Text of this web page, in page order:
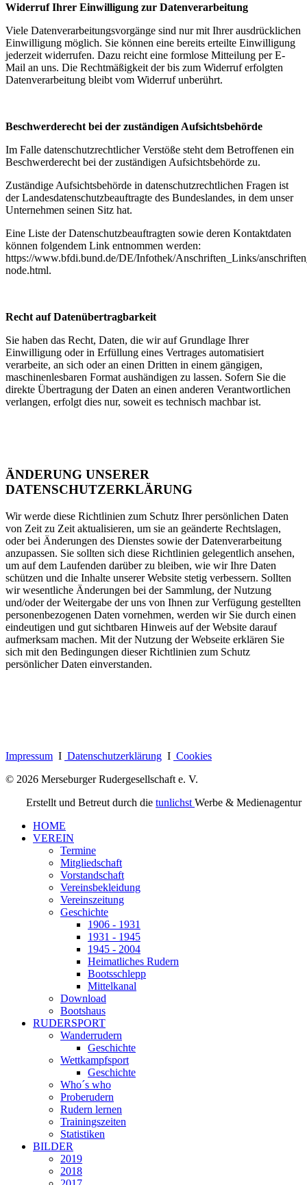
Widerruf Ihrer Einwilligung zur Datenverarbeitung
Viele Datenverarbeitungsvorgänge sind nur mit Ihrer ausdrücklichen
Einwilligung möglich. Sie können eine bereits erteilte Einwilligung
jederzeit widerrufen. Dazu reicht eine formlose Mitteilung per E-
Mail an uns. Die Rechtmäßigkeit der bis zum Widerruf erfolgten
Datenverarbeitung bleibt vom Widerruf unberührt.
Beschwerderecht bei der zuständigen Aufsichtsbehörde
Im Falle datenschutzrechtlicher Verstöße steht dem Betroffenen ein
Beschwerderecht bei der zuständigen Aufsichtsbehörde zu.
Zuständige Aufsichtsbehörde in datenschutzrechtlichen Fragen ist
der Landesdatenschutzbeauftragte des Bundeslandes, in dem unser
Unternehmen seinen Sitz hat.
Eine Liste der Datenschutzbeauftragten sowie deren Kontaktdaten
können folgendem Link entnommen werden:
https://www.bfdi.bund.de/DE/Infothek/Anschriften_Links/
node.html.
Recht auf Datenübertragbarkeit
Sie haben das Recht, Daten, die wir auf Grundlage Ihrer
Einwilligung oder in Erfüllung eines Vertrages automatisiert
verarbeite, an sich oder an einen Dritten in einem gängigen,
maschinenlesbaren Format aushändigen zu lassen. Sofern Sie die
direkte Übertragung der Daten an einen anderen Verantwortlichen
verlangen, erfolgt dies nur, soweit es technisch machbar ist.
ÄNDERUNG UNSERER
DATENSCHUTZERKLÄRUNG
Wir werde diese Richtlinien zum Schutz Ihrer persönlichen Daten
von Zeit zu Zeit aktualisieren, um sie an geänderte Rechtslagen,
oder bei Änderungen des Dienstes sowie der Datenverarbeitung
anzupassen. Sie sollten sich diese Richtlinien gelegentlich ansehen,
um auf dem Laufenden darüber zu bleiben, wie wir Ihre Daten
schützen und die Inhalte unserer Website stetig verbessern. Sollten
wir wesentliche Änderungen bei der Sammlung, der Nutzung
und/oder der Weitergabe der uns von Ihnen zur Verfügung gestellten
personenbezogenen Daten vornehmen, werden wir Sie durch einen
eindeutigen und gut sichtbaren Hinweis auf der Website darauf
aufmerksam machen. Mit der Nutzung der Webseite erklären Sie
sich mit den Bedingungen dieser Richtlinien zum Schutz
persönlicher Daten einverstanden.
Impressum I Datenschutzerklärung I Cookies
© 2026 Merseburger Rudergesellschaft e. V.
Erstellt und Betreut durch die tunlichst Werbe & Medienagentur
HOME
VEREIN
Termine
Mitgliedschaft
Vorstandschaft
Vereinsbekleidung
Vereinszeitung
Geschichte
1906 - 1931
1931 - 1945
1945 - 2004
Heimatliches Rudern
Bootsschlepp
Mittelkanal
Download
Bootshaus
RUDERSPORT
Wanderrudern
Geschichte
Wettkampfsport
Geschichte
Who´s who
Proberudern
Rudern lernen
Trainingszeiten
Statistiken
BILDER
2019
2018